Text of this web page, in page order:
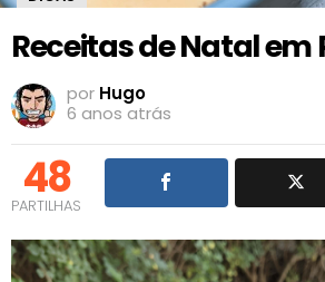
Receitas de Natal
por Hugo
6 anos atrás
48
PARTILHAS